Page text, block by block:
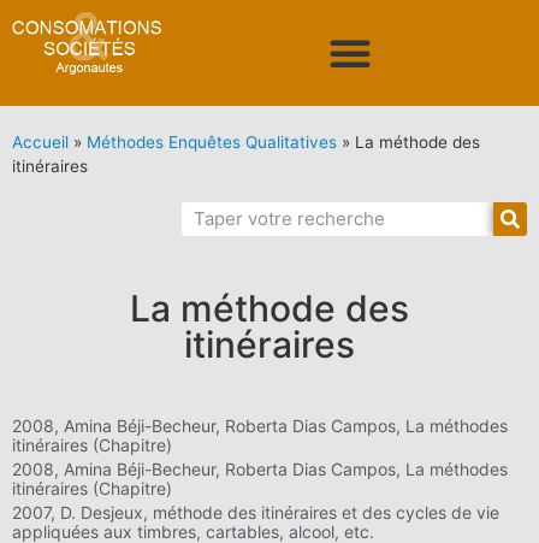
Accueil » Méthodes Enquêtes Qualitatives » La méthode des
itinéraires
La méthode des
itinéraires
2008, Amina Béji-Becheur, Roberta Dias Campos, La méthodes
itinéraires (Chapitre)
2008, Amina Béji-Becheur, Roberta Dias Campos, La méthodes
itinéraires (Chapitre)
2007, D. Desjeux, méthode des itinéraires et des cycles de vie
appliquées aux timbres, cartables, alcool, etc.